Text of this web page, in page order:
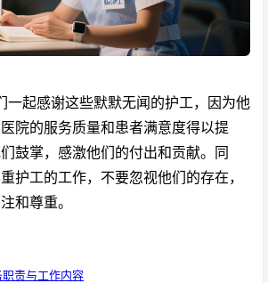
感谢这些默默无闻的护工，因为他
院的服务质量和患者满意度得以提
鼓掌，感激他们的付出和贡献。同
护工的工作，不要忽视他们的存在，
和尊重。
责与工作内容